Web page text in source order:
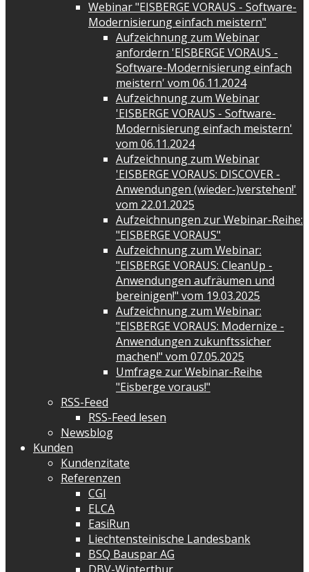
Webinar "EISBERGE VORAUS - Software-
Modernisierung einfach meistern"
Aufzeichnung zum Webinar
anfordern 'EISBERGE VORAUS -
Software-Modernisierung einfach
meistern' vom 06.11.2024
Aufzeichnung zum Webinar
'EISBERGE VORAUS - Software-
Modernisierung einfach meistern'
vom 06.11.2024
Aufzeichnung zum Webinar
'EISBERGE VORAUS: DISCOVER -
Anwendungen (wieder-)verstehen!'
vom 22.01.2025
Aufzeichnungen zur Webinar-Reihe:
"EISBERGE VORAUS"
Aufzeichnung zum Webinar:
"EISBERGE VORAUS: CleanUp -
Anwendungen aufräumen und
bereinigen!" vom 19.03.2025
Aufzeichnung zum Webinar:
"EISBERGE VORAUS: Modernize -
Anwendungen zukunftssicher
machen!" vom 07.05.2025
Umfrage zur Webinar-Reihe
"Eisberge voraus!"
RSS-Feed
RSS-Feed lesen
Newsblog
Kunden
Kundenzitate
Referenzen
CGI
ELCA
EasiRun
Liechtensteinische Landesbank
BSQ Bauspar AG